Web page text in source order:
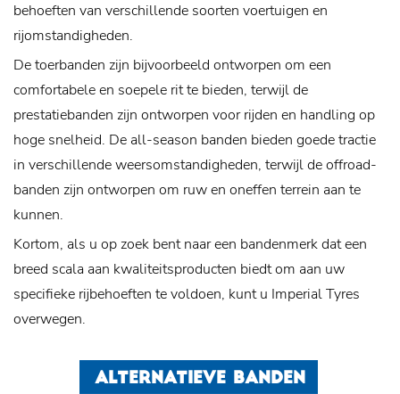
behoeften van verschillende soorten voertuigen en
rijomstandigheden.
De toerbanden zijn bijvoorbeeld ontworpen om een ​​
comfortabele en soepele rit te bieden, terwijl de
prestatiebanden zijn ontworpen voor rijden en handling op
hoge snelheid. De all-season banden bieden goede tractie
in verschillende weersomstandigheden, terwijl de offroad-
banden zijn ontworpen om ruw en oneffen terrein aan te
kunnen.
Kortom, als u op zoek bent naar een bandenmerk dat een
breed scala aan kwaliteitsproducten biedt om aan uw
specifieke rijbehoeften te voldoen, kunt u Imperial Tyres
overwegen.
ALTERNATIEVE BANDEN